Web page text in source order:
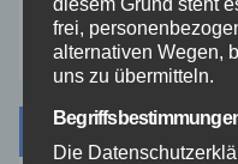
Zoll
Archiv
frei,
alternativen Wegen,
uns zu übermitteln.
Die